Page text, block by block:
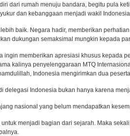
dari rumah menuju bandara, begitu pula
dan kebanggaan menjadi wakil
baik. Negara hadir, memberikan
dukungan semaksimal mungkin kepada
ingin memberikan apresiasi khusus kepada
kalinya penyelenggaraan MTQ
Indonesia mengirimkan dua
delegasi Indonesia bukan hanya karena
nasional yang belum mendapatkan
menjadi bagian dari sejarah. Maka